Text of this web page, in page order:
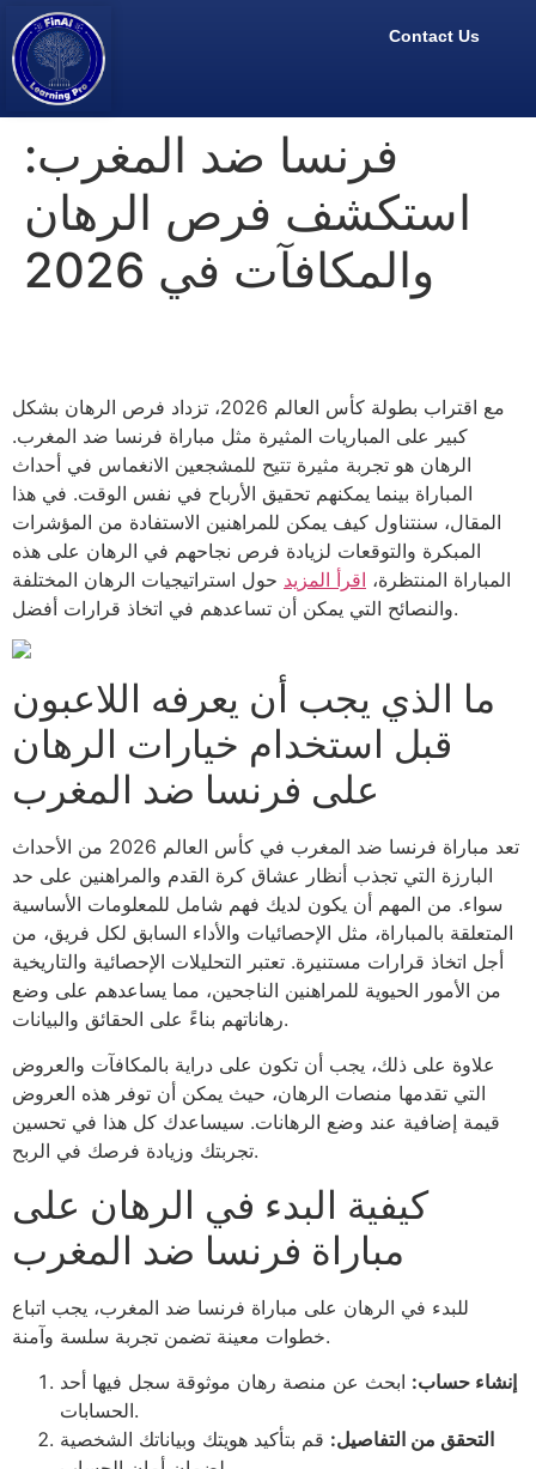
Contact Us
فرنسا ضد المغرب:
استكشف فرص الرهان
والمكافآت في 2026
مع اقتراب بطولة كأس العالم 2026، تزداد فرص الرهان بشكل
كبير على المباريات المثيرة مثل مباراة فرنسا ضد المغرب.
الرهان هو تجربة مثيرة تتيح للمشجعين الانغماس في أحداث
المباراة بينما يمكنهم تحقيق الأرباح في نفس الوقت. في هذا
المقال، سنتناول كيف يمكن للمراهنين الاستفادة من المؤشرات
المبكرة والتوقعات لزيادة فرص نجاحهم في الرهان على هذه
المباراة المنتظرة، اقرأ المزيد حول استراتيجيات الرهان المختلفة
والنصائح التي يمكن أن تساعدهم في اتخاذ قرارات أفضل.
ما الذي يجب أن يعرفه اللاعبون
قبل استخدام خيارات الرهان
على فرنسا ضد المغرب
تعد مباراة فرنسا ضد المغرب في كأس العالم 2026 من الأحداث
البارزة التي تجذب أنظار عشاق كرة القدم والمراهنين على حد
سواء. من المهم أن يكون لديك فهم شامل للمعلومات الأساسية
المتعلقة بالمباراة، مثل الإحصائيات والأداء السابق لكل فريق، من
أجل اتخاذ قرارات مستنيرة. تعتبر التحليلات الإحصائية والتاريخية
من الأمور الحيوية للمراهنين الناجحين، مما يساعدهم على وضع
رهاناتهم بناءً على الحقائق والبيانات.
علاوة على ذلك، يجب أن تكون على دراية بالمكافآت والعروض
التي تقدمها منصات الرهان، حيث يمكن أن توفر هذه العروض
قيمة إضافية عند وضع الرهانات. سيساعدك كل هذا في تحسين
تجربتك وزيادة فرصك في الربح.
كيفية البدء في الرهان على
مباراة فرنسا ضد المغرب
للبدء في الرهان على مباراة فرنسا ضد المغرب، يجب اتباع
خطوات معينة تضمن تجربة سلسة وآمنة.
إنشاء حساب: ابحث عن منصة رهان موثوقة سجل فيها أحد
الحسابات.
التحقق من التفاصيل: قم بتأكيد هويتك وبياناتك الشخصية